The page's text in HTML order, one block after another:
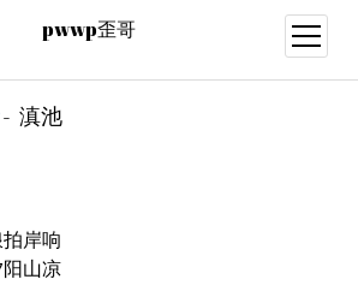
pwwp歪哥
open
menu
滇池
岸响
山凉